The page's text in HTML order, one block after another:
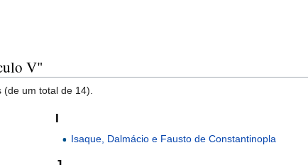
V"
(de um total de 14).
I
Isaque, Dalmácio e Fausto de Constantinopla